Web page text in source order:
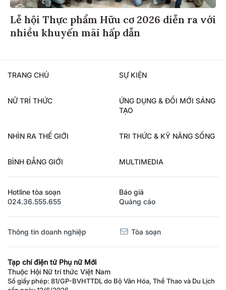
Lễ hội Thực phẩm Hữu cơ 2026 diễn ra với
nhiều khuyến mãi hấp dẫn
TRANG CHỦ SỰ KIỆN
NỮ TRÍ THỨC
ỨNG DỤNG & ĐỔI MỚI SÁNG
TẠO
NHÌN RA THẾ GIỚI TRI THỨC & KỸ NĂNG SỐNG
BÌNH ĐẲNG GIỚI MULTIMEDIA
Hotline tòa soạn
024.36.555.655
Báo giá
Quảng cáo
Thông tin doanh nghiệp Tòa soạn
Tạp chí điện tử Phụ nữ Mới
Thuộc Hội Nữ trí thức Việt Nam
Số giấy phép: 81/GP-BVHTTDL do Bộ Văn Hóa, Thể Thao và Du Lịch